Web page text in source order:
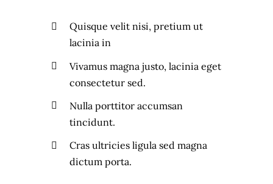
Quisque velit nisi, pretium ut
lacinia in
Vivamus magna justo, lacinia eget
consectetur sed.
Nulla porttitor accumsan
tincidunt.
Cras ultricies ligula sed magna
dictum porta.